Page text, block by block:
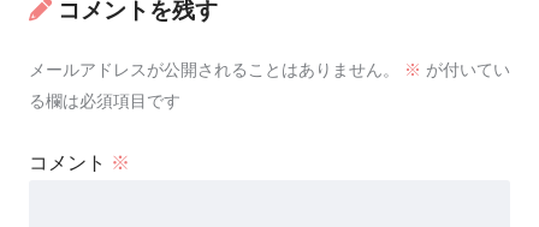
コメントを残す
メールアドレスが公開されることはありません。 ※ が付いてい
る欄は必須項目です
コメント ※